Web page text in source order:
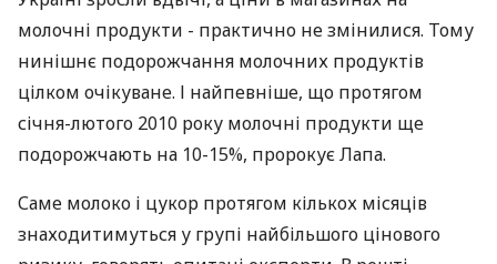
молочні продукти - практично не змінилися. Тому
нинішнє подорожчання молочних продуктів
цілком очікуване. І найпевніше, що протягом
січня-лютого 2010 року молочні продукти ще
подорожчають на 10-15%, пророкує Лапа.
Саме молоко і цукор протягом кількох місяців
знаходитимуться у групі найбільшого цінового